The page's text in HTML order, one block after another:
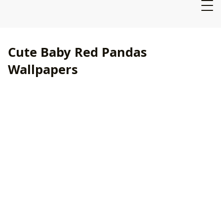
Cute Baby Red Pandas
Wallpapers